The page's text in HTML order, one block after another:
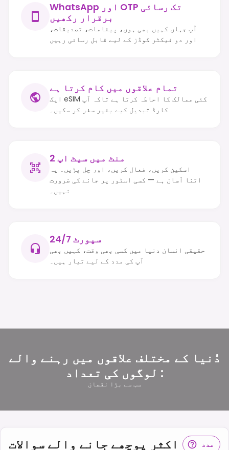
WhatsApp اور OTP تک رسائی
برقرار رکھیں
آپ جہاں کہیں بھی ہوں، پیغامات، تصدیقات،
اور دو فیکٹر کوڈز کے لیے قابل رسائی رہیں
تمام علاقوں میں کام کرتا ہے
ایک eSIM کئی ممالک کا احاطہ کرتا ہے تاکہ آپ
کارڈ تبدیل کیے بغیر سفر کر سکیں۔
2 منٹ میں سیٹ اپ
اسکین کریں، فعال کریں، اور چل پڑیں۔ یہ
اتنا آسان ہے — کسی اسٹور پر جانے کی ضرورت
نہیں۔
24/7 سپورٹ
حقیقی انسان دنیا میں کسی بھی وقت، کہیں بھی
آپ کی مدد کے لیے تیار ہیں۔
دُنیا کے مختلف علاقوں میں رہنے والے
لوگوں کی تعداد :
سب سے بڑا نقصان
اکثر پوچھے جانے والے سوالات مدد